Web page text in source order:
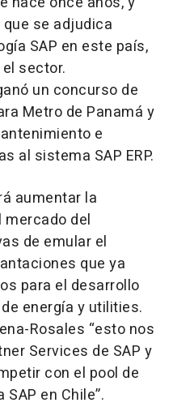
se adjudica
SAP en este país,
sector.
un concurso de
Metro de Panamá y
e
al sistema SAP ERP.
aumentar la
mercado del
de emular el
que ya
para el desarrollo
energía y utilities.
Rosales “esto nos
Services de SAP y
con el pool de
en Chile”.